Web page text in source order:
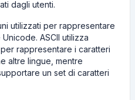
dagli utenti.
utilizzati per rappresentare
ASCII utilizza
rappresentare i caratteri
altre lingue, mentre
un set di caratteri